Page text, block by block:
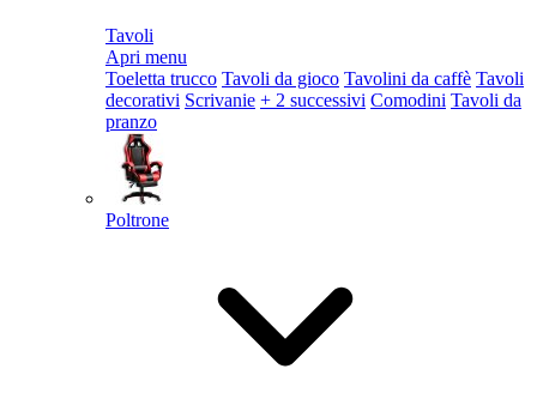
Tavoli
Apri menu
Toeletta trucco Tavoli da gioco Tavolini da caffè Tavoli
decorativi Scrivanie + 2 successivi Comodini Tavoli da
pranzo
Poltrone